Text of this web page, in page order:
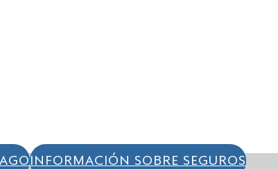
INFORMACIÓN SOBRE SEGUROS